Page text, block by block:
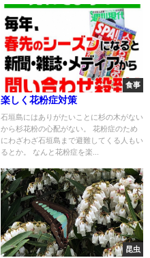
食事
楽しく花粉症対策
石垣島にはありがたいことに杉の木がない
から杉花粉の心配がない。 花粉症のため
にわざわざ石垣島まで避難してくる人もい
るとか。 なんと花粉症を楽...
昆虫